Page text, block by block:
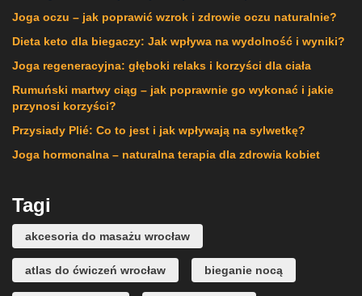
Joga oczu – jak poprawić wzrok i zdrowie oczu naturalnie?
Dieta keto dla biegaczy: Jak wpływa na wydolność i wyniki?
Joga regeneracyjna: głęboki relaks i korzyści dla ciała
Rumuński martwy ciąg – jak poprawnie go wykonać i jakie
przynosi korzyści?
Przysiady Plié: Co to jest i jak wpływają na sylwetkę?
Joga hormonalna – naturalna terapia dla zdrowia kobiet
Tagi
akcesoria do masażu wrocław
atlas do ćwiczeń wrocław bieganie nocą